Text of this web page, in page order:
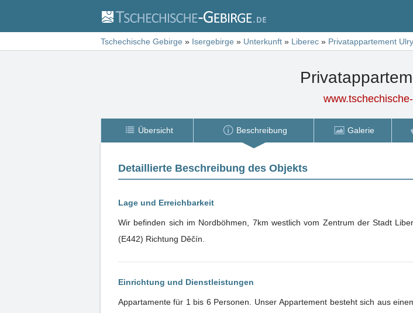
Tschechische Gebirge » Isergebirge » Unterkunft » Liberec » Privatappartement
Übersicht Beschreibung Galerie
Detaillierte Beschreibung des Objekts
Lage und Erreichbarkeit
Wir befinden sich im Nordböhmen, 7km westlich vom Zentrum der Stadt
(E442) Richtung Děčín.
Einrichtung und Dienstleistungen
Appartamente für 1 bis 6 Personen. Unser Appartement besteht sich aus